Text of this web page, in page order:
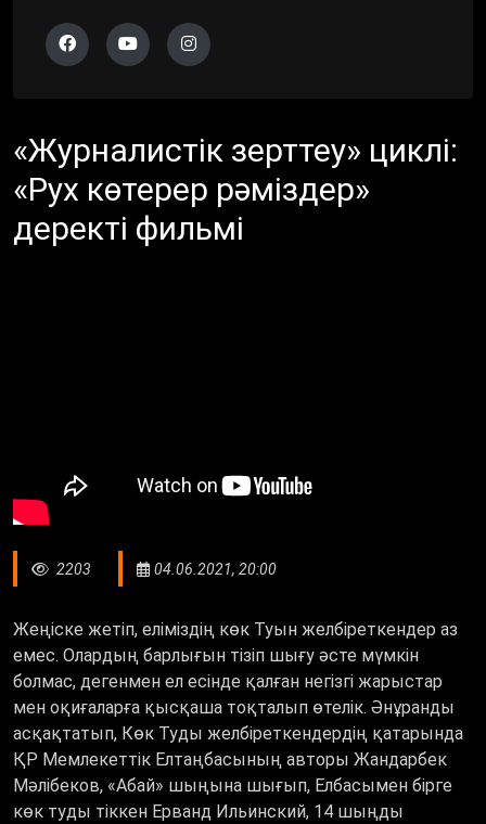
«Журналистік зерттеу» циклі:
«Рух көтерер рәміздер»
деректі фильмі
2203 04.06.2021, 20:00
Жеңіске жетіп, еліміздің көк Туын желбіреткендер аз
емес. Олардың барлығын тізіп шығу әсте мүмкін
болмас, дегенмен ел есінде қалған негізгі жарыстар
мен оқиғаларға қысқаша тоқталып өтелік. Әнұранды
асқақтатып, Көк Туды желбіреткендердің қатарында
ҚР Мемлекеттік Елтаңбасының авторы Жандарбек
Мәлібеков, «Абай» шыңына шығып, Елбасымен бірге
көк туды тіккен Ерванд Ильинский, 14 шыңды